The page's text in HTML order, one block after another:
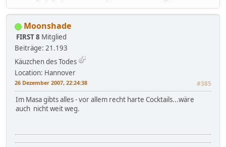
Moonshade
FIRST 8 Mitglied
Beiträge: 21.193
Käuzchen des Todes
Location: Hannover
26 Dezember 2007, 22:24:38 #385
Im Masa gibts alles - vor allem recht harte Cocktails...wäre
auch nicht weit weg.